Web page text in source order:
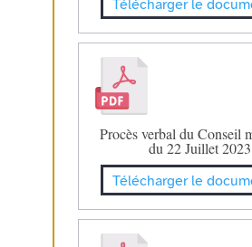
Télécharger le
Procès verbal du Conseil
du 22 Juillet 2023
Télécharger le